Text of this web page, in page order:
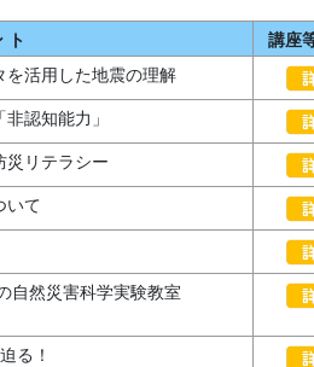
ト 講座
活用した地震の理解
認知能力」
リテラシー
いて
自然災害科学実験教室
る！